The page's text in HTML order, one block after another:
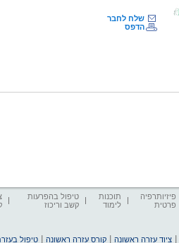
שלח לחבר
הדפס
פיזיותרפיה
פרטית
תוכנות
לימוד
טיפול בהפרעות
קשב וריכוז
|ציוד עזרה ראשונה |קורס עזרה ראשונה |טיפול